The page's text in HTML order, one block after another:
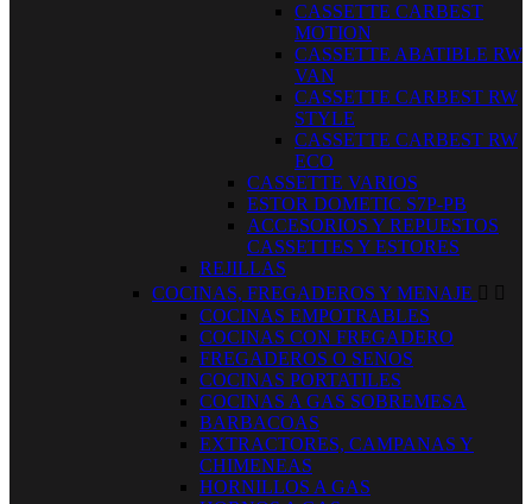
CASSETTE CARBEST
MOTION
CASSETTE ABATIBLE RW
VAN
CASSETTE CARBEST RW
STYLE
CASSETTE CARBEST RW
ECO
CASSETTE VARIOS
ESTOR DOMETIC S7P-PB
ACCESORIOS Y REPUESTOS
CASSETTES Y ESTORES
REJILLAS
COCINAS, FREGADEROS Y MENAJE  
COCINAS EMPOTRABLES
COCINAS CON FREGADERO
FREGADEROS O SENOS
COCINAS PORTATILES
COCINAS A GAS SOBREMESA
BARBACOAS
EXTRACTORES, CAMPANAS Y
CHIMENEAS
HORNILLOS A GAS